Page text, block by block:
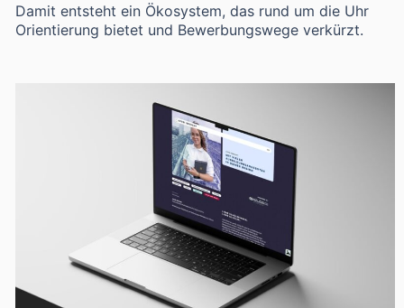
Damit entsteht ein Ökosystem, das rund um die Uhr
Orientierung bietet und Bewerbungswege verkürzt.